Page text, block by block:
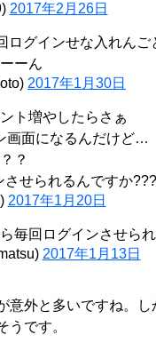
2017年2月26日
グインせな入れんご
ーん
2017年1月30日
ト増やしたらさぁ
画面になるんだけど…
？
させられるんですか
2017年1月20日
毎回ログインさせら
2017年1月13日
意外と多いですね。
です。